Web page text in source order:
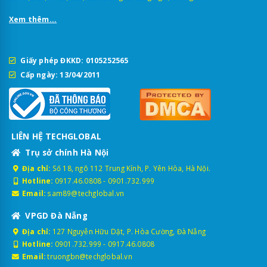
bất lực.
Tất cả những quyền năng giám sát này đều được tích hợp hoàn
hảo trong lòng bàn tay bạn thông qua
tin về xe chỉ với một cú chạm.
2. Đánh giá thực tế: Có nên lắp
định vị cho xe máy?
Xem thêm...
Giấy phép ĐKKD: 0105252565
Cấp ngày: 13/04/2011
LIÊN HỆ TECHGLOBAL
Trụ sở chính Hà Nội
Địa chỉ: Số 18, ngõ 112 Trung Kính, P. Yên Hòa, Hà Nội.
Hotline: 0917.46.0808- 0901.732.999
Email: sam89@techglobal.vn
VPGD Đà Nẵng
Địa chỉ: 127 Nguyễn Hữu Dật, P. Hòa Cường, Đà Nẵng
Hotline: 0901.732.999 - 0917.46.0808
Email: truongbn@techglobal.vn